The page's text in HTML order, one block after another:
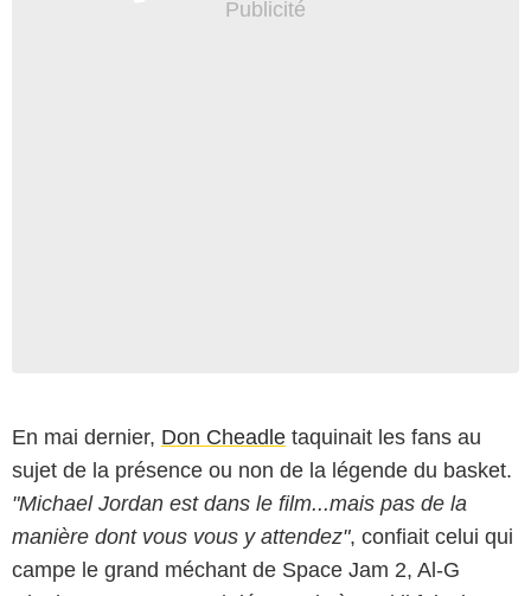
En mai dernier, Don Cheadle taquinait les fans au
sujet de la présence ou non de la légende du basket.
"Michael Jordan est dans le film...mais pas de la
manière dont vous vous y attendez", confiait celui qui
campe le grand méchant de Space Jam 2, Al-G